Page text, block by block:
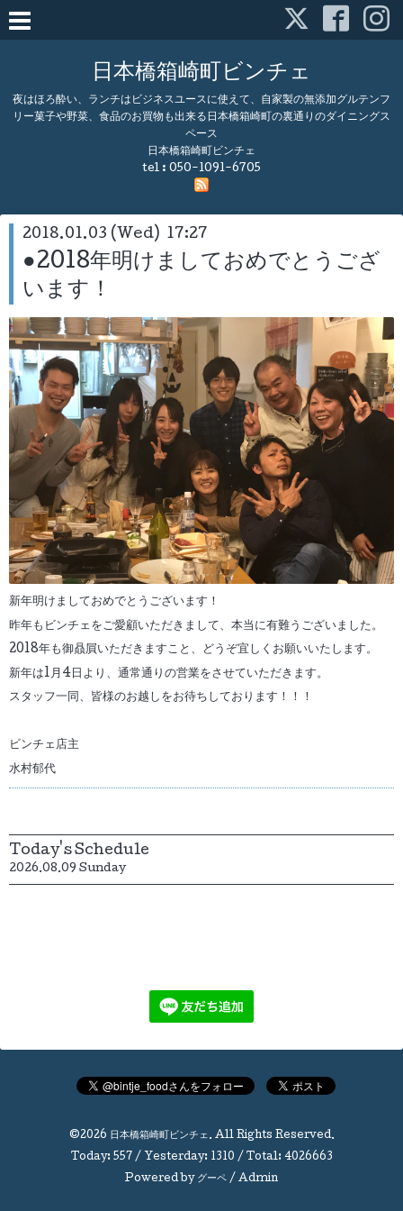
日本橋箱崎町ビンチェ
夜はほろ酔い、ランチはビジネスユースに使えて、自家製の無添加グルテンフ
リー菓子や野菜、食品のお買物も出来る日本橋箱崎町の裏通りのダイニングス
ペース
日本橋箱崎町ビンチェ
tel : 050-1091-6705
2018.01.03 (Wed) 17:27
●2018年明けましておめでとうござ
います！
新年明けましておめでとうございます！
昨年もビンチェをご愛顧いただきまして、本当に有難うございました。
2018年も御贔屓いただきますこと、どうぞ宜しくお願いいたします。
新年は1月4日より、通常通りの営業をさせていただきます。
スタッフ一同、皆様のお越しをお待ちしております！！！
ビンチェ店主
水村郁代
Today's Schedule
2026.08.09 Sunday
©2026 日本橋箱崎町ビンチェ. All Rights Reserved.
Today: 557 / Yesterday: 1310 / Total: 4026663
Powered by グーペ / Admin